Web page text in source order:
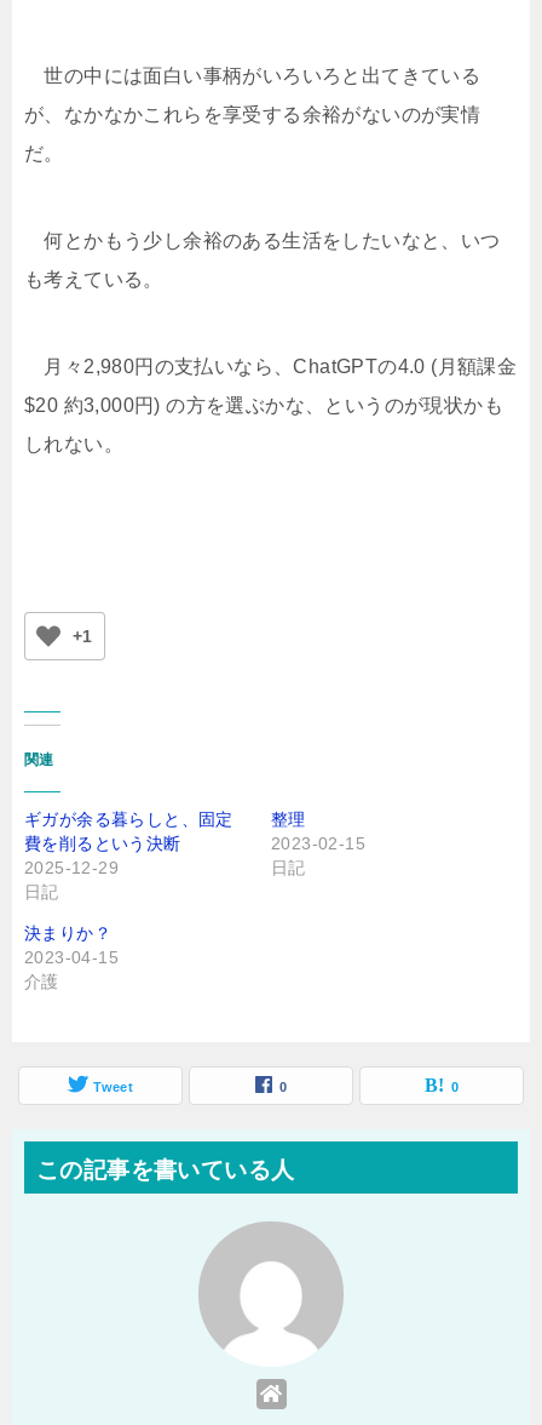
世の中には面白い事柄がいろいろと出てきている
が、なかなかこれらを享受する余裕がないのが実情
だ。
何とかもう少し余裕のある生活をしたいなと、いつ
も考えている。
月々2,980円の支払いなら、ChatGPTの4.0 (月額課金
$20 約3,000円) の方を選ぶかな、というのが現状かも
しれない。
+1
関連
ギガが余る暮らしと、固定
費を削るという決断
2025-12-29
日記
整理
2023-02-15
日記
決まりか？
2023-04-15
介護
Tweet 0 0
この記事を書いている人